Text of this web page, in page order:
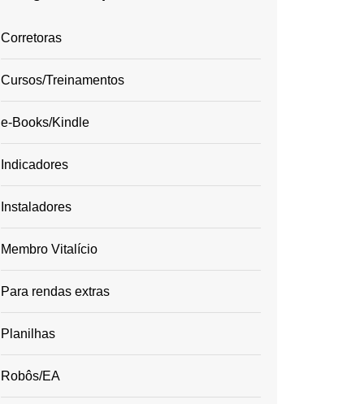
Corretoras
Cursos/Treinamentos
e-Books/Kindle
Indicadores
Instaladores
Membro Vitalício
Para rendas extras
Planilhas
Robôs/EA